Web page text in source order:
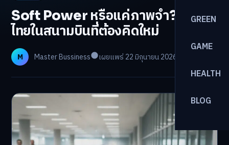
GREEN
GAME
HEALTH
BLOG
Soft Power หรือแค่ภาพจำ? อาหาร
ไทยในสนามบินที่ต้องคิดใหม่
M Master Bussiness เผยแพร่ 22 มิถุนายน 2026